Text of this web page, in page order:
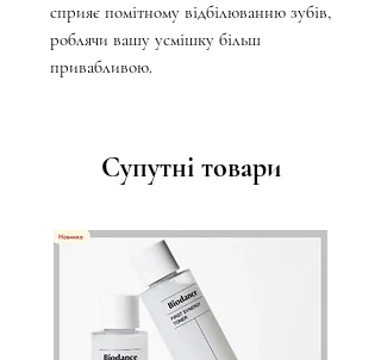
сприяє помітному відбілюванню зубів,
роблячи вашу усмішку більш
привабливою.
Супутні товари